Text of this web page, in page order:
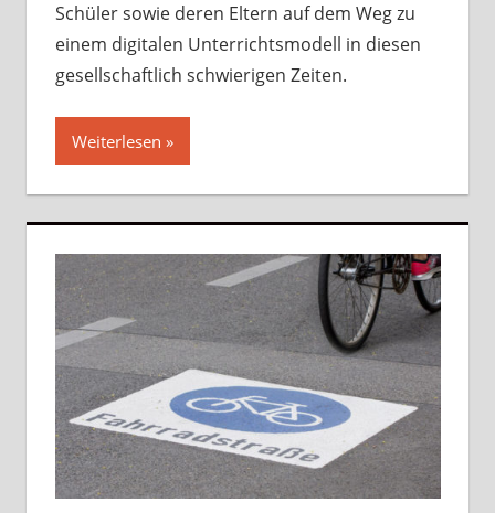
Schüler sowie deren Eltern auf dem Weg zu
einem digitalen Unterrichtsmodell in diesen
gesellschaftlich schwierigen Zeiten.
Weiterlesen